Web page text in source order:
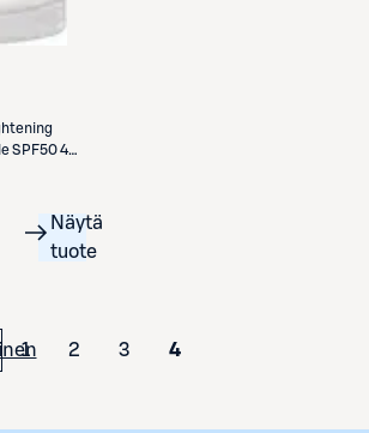
SPF50 40
Näytä
tuote
1 2 3 4